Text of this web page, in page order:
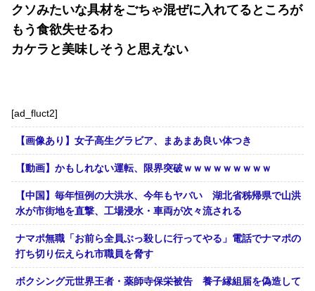
クソみたいな具材をごちゃ混ぜに入れてるところが
もう食欲失せるわ
カケラと美味しそうと思えない
[ad_fluct2]
【画像あり】女子高生グラビア、まあまあ良い体つき
【動画】かもしれない運転、限界突破ｗｗｗｗｗｗｗｗｗ
【中国】毎年恒例の大洪水、今年もヤバい 湖北省秭帰県で山洪
水が市街地を直撃、工場浸水・車両が次々流される
ナマポ無職「お前ら全員ぶっ殺しに行ってやる」電話でナマポの
打ち切り伝えられ市職員を脅す
ボクシング元世界王者・薬師寺保栄被告 養子縁組届を偽造して